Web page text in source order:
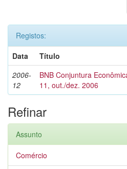
Registos:
Data
Título
2006-
12
BNB Conjuntura
11, out./dez. 2006
Refinar
Assunto
Comércio